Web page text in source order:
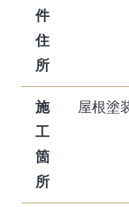
件
住
所
施
工
箇
所
屋根塗